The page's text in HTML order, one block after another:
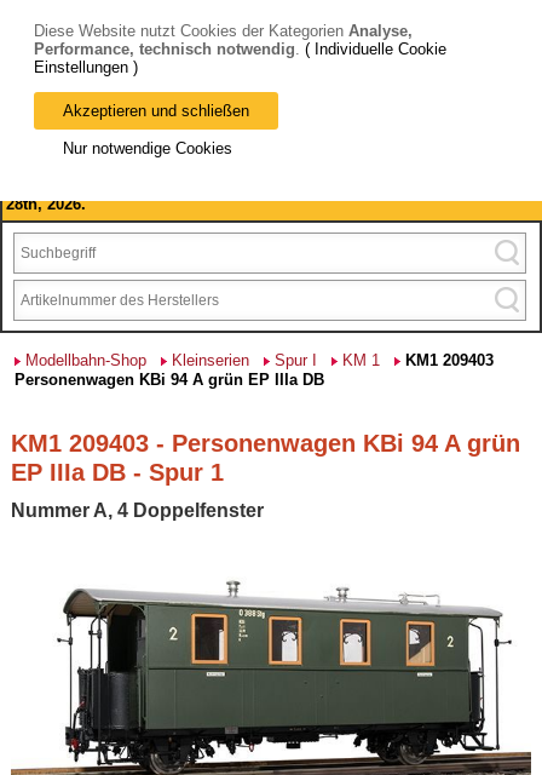
Bitte beachten Sie: wir machen Betriebsferien, vom 03. bis 28.
August 2026 haben wir geschlossen.
28th, 2026.
Modellbahn-Shop Kleinserien Spur I KM 1
KM1 209403
Personenwagen KBi 94 A grün EP IIIa DB
KM1 209403 - Personenwagen KBi 94 A grün
EP IIIa DB - Spur 1
Nummer A, 4 Doppelfenster
Diese Website nutzt Cookies der Kategorien Analyse,
Performance, technisch notwendig. ( Individuelle Cookie
Einstellungen )
Akzeptieren und schließen
Nur notwendige Cookies